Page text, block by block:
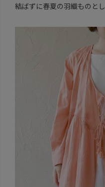
結ばずに春夏の羽織ものと